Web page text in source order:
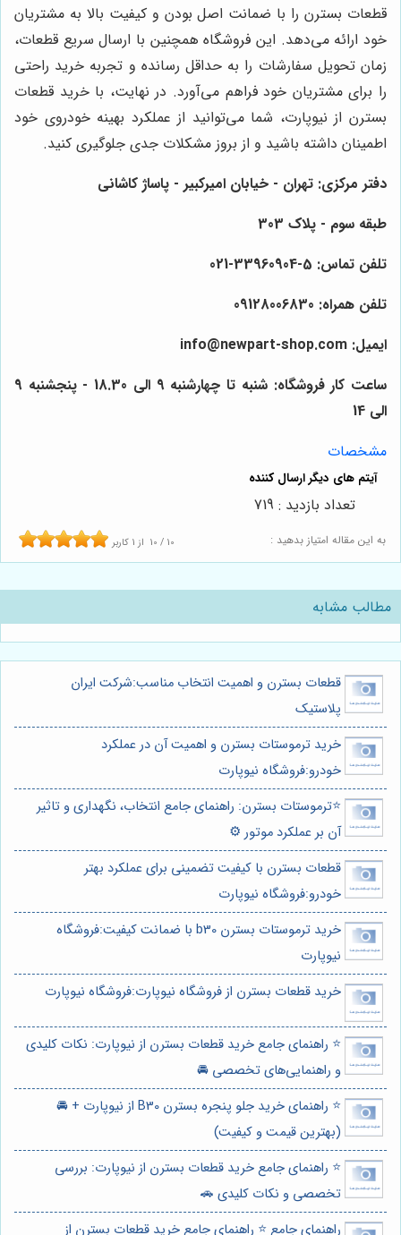
قطعات بسترن را با ضمانت اصل بودن و کیفیت بالا به مشتریان
خود ارائه می‌دهد. این فروشگاه همچنین با ارسال سریع قطعات،
زمان تحویل سفارشات را به حداقل رسانده و تجربه خرید راحتی
را برای مشتریان خود فراهم می‌آورد. در نهایت، با خرید قطعات
بسترن از نیوپارت، شما می‌توانید از عملکرد بهینه خودروی خود
اطمینان داشته باشید و از بروز مشکلات جدی جلوگیری کنید.
دفتر مرکزی: تهران - خیابان امیرکبیر - پاساژ کاشانی
طبقه سوم - پلاک 303
تلفن تماس: 5-33960904-021
تلفن همراه: 09128006830
ایمیل: info@newpart-shop.com
ساعت کار فروشگاه: شنبه تا چهارشنبه 9 الی 18.30 - پنجشنبه 9
الی 14
مشخصات
به این مقاله امتیاز بدهید : 10 / 10 از 1 کاربر
تعداد بازدید : 719
مطالب مشابه
قطعات بسترن و اهمیت انتخاب مناسب:شرکت ایران
پلاستیک
خرید ترموستات بسترن و اهمیت آن در عملکرد
خودرو:فروشگاه نیوپارت
⭐️ترموستات بسترن: راهنمای جامع انتخاب، نگهداری و تاثیر
آن بر عملکرد موتور ⚙️
قطعات بسترن با کیفیت تضمینی برای عملکرد بهتر
خودرو:فروشگاه نیوپارت
خرید ترموستات بسترن b30 با ضمانت کیفیت:فروشگاه
نیوپارت
خرید قطعات بسترن از فروشگاه نیوپارت:فروشگاه نیوپارت
⭐️ راهنمای جامع خرید قطعات بسترن از نیوپارت: نکات کلیدی
و راهنمایی‌های تخصصی 🚘
⭐️ راهنمای خرید جلو پنجره بسترن B30 از نیوپارت + 🚘
(بهترین قیمت و کیفیت)
⭐️ راهنمای جامع خرید قطعات بسترن از نیوپارت: بررسی
تخصصی و نکات کلیدی 🚗
راهنمای جامع ⭐️ راهنمای جامع خرید قطعات بسترن از